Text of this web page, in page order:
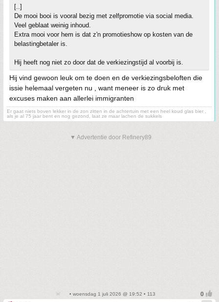
[..]
De mooi booi is vooral bezig met zelfpromotie via social media.
Veel geblaat weinig inhoud.
Extra mooi voor hem is dat z'n promotieshow op kosten van de
belastingbetaler is.
Hij heeft nog niet zo door dat de verkiezingstijd al voorbij is.
Hij vind gewoon leuk om te doen en de verkiezingsbeloften die
issie helemaal vergeten nu , want meneer is zo druk met
excuses maken aan allerlei immigranten
Er gaat niets boven lekker in de zon zitten in de achtertuin met een heel koud glas bier ,
als je al 75 jaar bent en nog gezond, laat ze maar lachen de sukkels
▼ Advertentie door Refinery89
• woensdag 1 juli 2026 @ 19:52 • 113